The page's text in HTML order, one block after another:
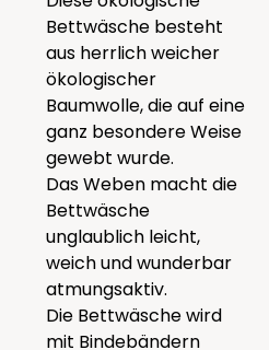
Bettwäsche besteht
aus herrlich weicher
ökologischer
Baumwolle, die auf eine
ganz besondere Weise
gewebt wurde.
Das Weben macht die
Bettwäsche
unglaublich leicht,
weich und wunderbar
atmungsaktiv.
Die Bettwäsche wird
mit Bindebändern